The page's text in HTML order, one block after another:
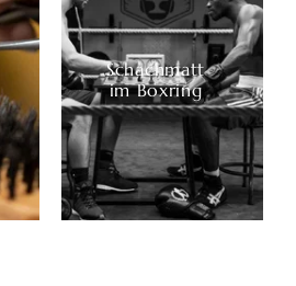
Schachmatt
im Boxring